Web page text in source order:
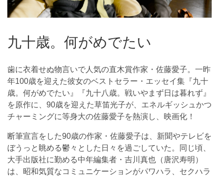
九十歳。何がめでたい
歯に衣着せぬ物言いで人気の直木賞作家・佐藤愛子。一昨
年100歳を迎えた彼女のベストセラー・エッセイ集『九十
歳。何がめでたい』『九十八歳。戦いやまず日は暮れず』
を原作に、90歳を迎えた草笛光子が、エネルギッシュかつ
チャーミングに等身大の佐藤愛子を熱演し、映画化！
断筆宣言をした90歳の作家・佐藤愛子は、新聞やテレビを
ぼうっと眺める鬱々とした日々を過ごしていた。同じ頃、
大手出版社に勤める中年編集者・吉川真也（唐沢寿明）
は、昭和気質なコミュニケーションがパワハラ、セクハラ